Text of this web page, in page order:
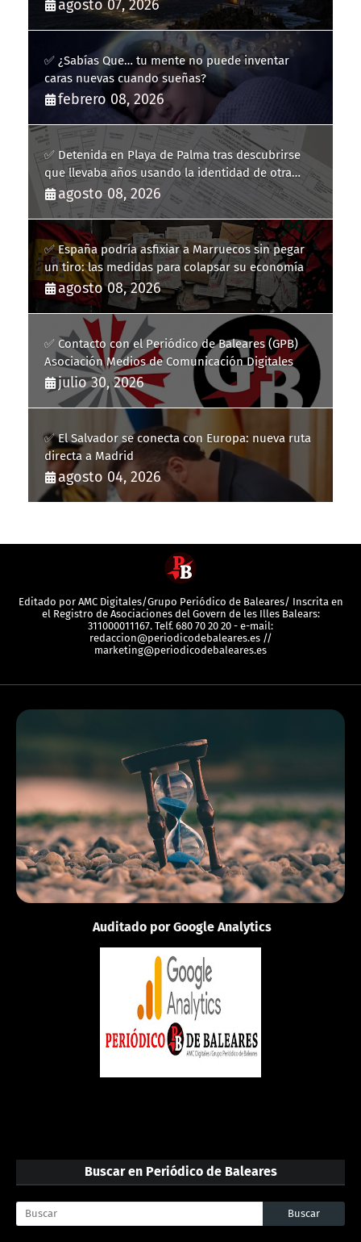
agosto 07, 2026
✅ ¿Sabías Que… tu mente no puede inventar
caras nuevas cuando sueñas?
febrero 08, 2026
✅ Detenida en Playa de Palma tras descubrirse
que llevaba años usando la identidad de otra
persona
agosto 08, 2026
✅ España podría asfixiar a Marruecos sin pegar
un tiro: las medidas para colapsar su economía
agosto 08, 2026
✅ Contacto con el Periódico de Baleares (GPB)
Asociación Medios de Comunicación Digitales
julio 30, 2026
✅ El Salvador se conecta con Europa: nueva ruta
directa a Madrid
agosto 04, 2026
Editado por AMC Digitales/Grupo Periódico de Baleares/ Inscrita en
el Registro de Asociaciones del Govern de les Illes Balears:
311000011167. Telf. 680 70 20 20 - e-mail:
redaccion@periodicodebaleares.es //
marketing@periodicodebaleares.es
EUROPA
Londres
05:32:21
Auditado por Google Analytics
Buscar en Periódico de Baleares